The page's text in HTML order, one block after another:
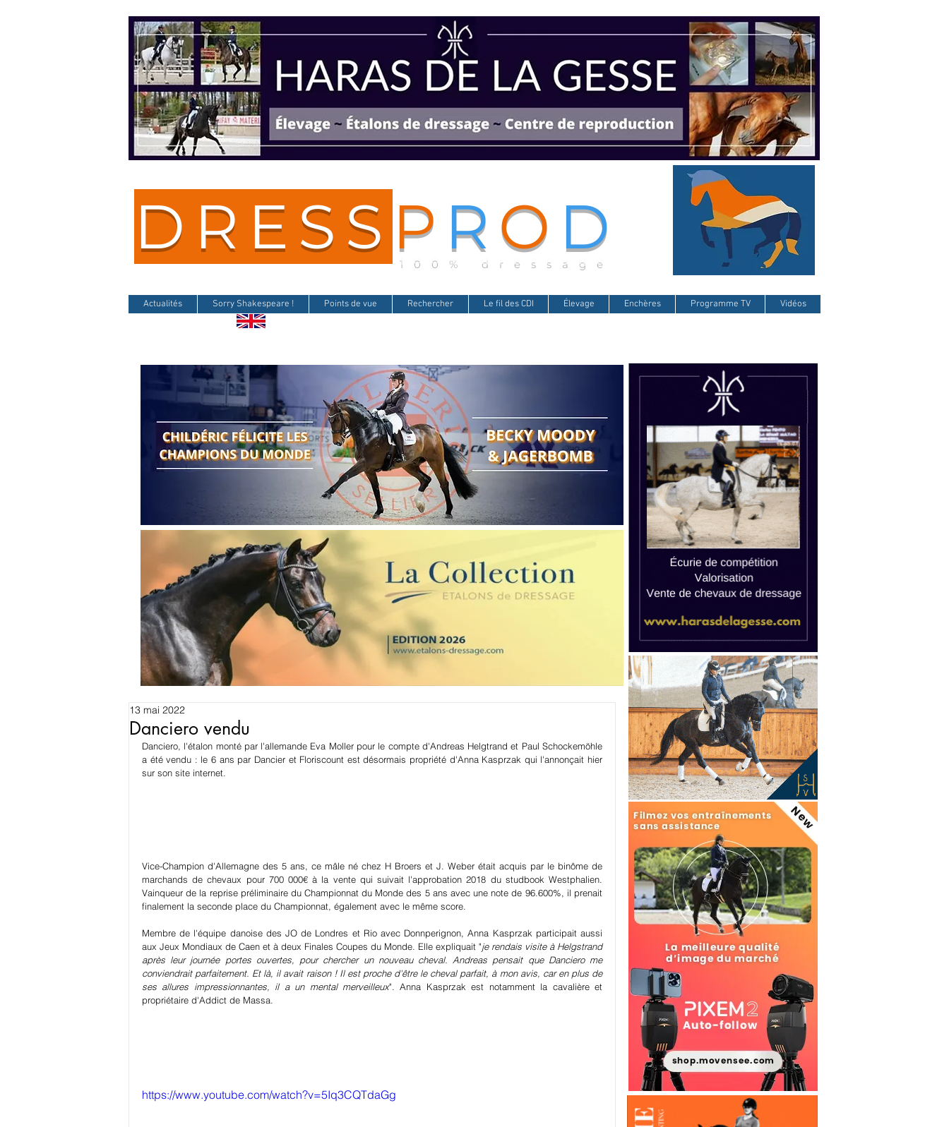
DRESS P RO D
100% dressage
Actualités Sorry Shakespeare ! Points de vue Rechercher Le fil des CDI Élevage Enchères Programme TV Vidéos
Danciero vendu
13 mai 2022
Danciero, l'étalon monté par l'allemande Eva Moller pour le compte d'Andreas Helgtrand et Paul Schockemöhle
a été vendu : le 6 ans par Dancier et Floriscount est désormais propriété d'Anna Kasprzak qui l'annonçait hier
sur son site internet.
Vice-Champion d'Allemagne des 5 ans, ce mâle né chez H Broers et J. Weber était acquis par le binôme de
marchands de chevaux pour 700 000€ à la vente qui suivait l'approbation 2018 du studbook Westphalien.
Vainqueur de la reprise préliminaire du Championnat du Monde des 5 ans avec une note de 96.600%, il prenait
finalement la seconde place du Championnat, également avec le même score.
Membre de l'équipe danoise des JO de Londres et Rio avec Donnperignon, Anna Kasprzak participait aussi
aux Jeux Mondiaux de Caen et à deux Finales Coupes du Monde. Elle expliquait "je rendais visite à Helgstrand
après leur journée portes ouvertes, pour chercher un nouveau cheval. Andreas pensait que Danciero me
conviendrait parfaitement. Et là, il avait raison ! Il est proche d'être le cheval parfait, à mon avis, car en plus de
ses allures impressionnantes, il a un mental merveilleux". Anna Kasprzak est notamment la cavalière et
propriétaire d'Addict de Massa.
https://www.youtube.com/watch?v=5Iq3CQTdaGg